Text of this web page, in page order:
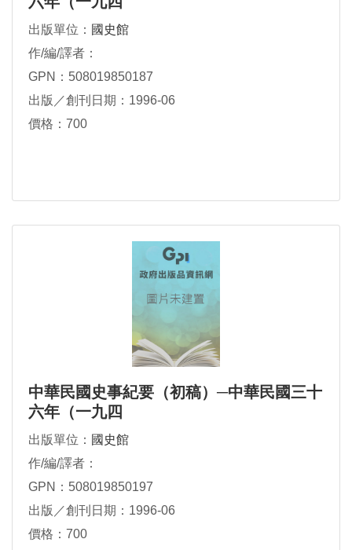
出版單位： 國史館
作/編/譯者：
GPN：508019850187
出版／創刊日期：1996-06
價格：700
中華民國史事紀要（初稿）─中華民國三十
六年（一九四
出版單位： 國史館
作/編/譯者：
GPN：508019850197
出版／創刊日期：1996-06
價格：700